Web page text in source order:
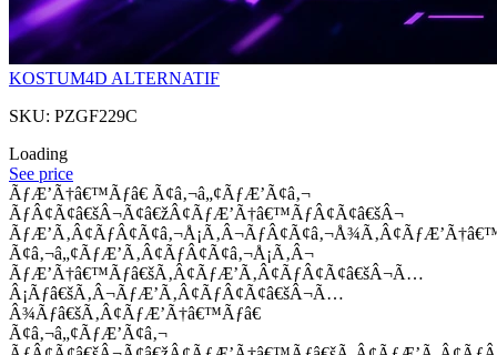
KOSTUM4D ALTERNATIF
SKU: PZGF229C
Loading
See price
ÃƒÆ’Ã†â€™Ãƒâ€ Ã¢â‚¬â„¢ÃƒÆ’Ã¢â‚¬
ÃƒÂ¢Ã¢â€šÂ¬Ã¢â€žÂ¢ÃƒÆ’Ã†â€™ÃƒÂ¢Ã¢â€šÂ¬
Ã¢â‚¬â„¢ÃƒÆ’Ã‚Â¢ÃƒÂ¢Ã¢â‚¬Å¡Ã‚Â¬
ÃƒÆ’Ã†â€™Ãƒâ€šÃ‚Â¢ÃƒÆ’Ã‚Â¢ÃƒÂ¢Ã¢â€šÂ¬Ã…
Â¡Ãƒâ€šÃ‚Â¬ÃƒÆ’Ã‚Â¢ÃƒÂ¢Ã¢â€šÂ¬Ã…
Â¾Ãƒâ€šÃ‚Â¢ÃƒÆ’Ã†â€™Ãƒâ€
Ã¢â‚¬â„¢ÃƒÆ’Ã¢â‚¬